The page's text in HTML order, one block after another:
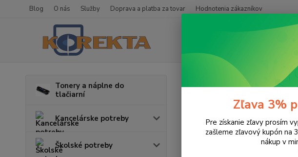
Blog O nás Služby Doprava a platba za tovar Hodnotenia zákazníkov
Tonery a náplne do
tlačiarní
Kancelárske potreby
Školské potreby
Tonery a náplne do tlačiarní
Stylus SX125
EUR Od
Zľava 3%
Pre získanie zľavy prosím
zašleme zľavový kupón na
nákup v